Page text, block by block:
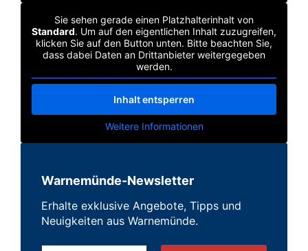
Sie sehen gerade einen Platzhalterinhalt von
Standard. Um auf den eigentlichen Inhalt zuzugreifen,
klicken Sie auf den Button unten. Bitte beachten Sie,
dass dabei Daten an Drittanbieter weitergegeben
werden.
Inhalt entsperren
Weitere Informationen
Warnemünde-Newsletter
Erhalte exklusive Angebote, Tipps und
Neuigkeiten aus Warnemünde.